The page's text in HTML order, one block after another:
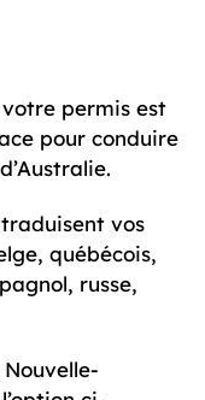
permis est
pour conduire
vos
québécois,
russe,